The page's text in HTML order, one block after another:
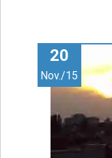
20
Nov./15